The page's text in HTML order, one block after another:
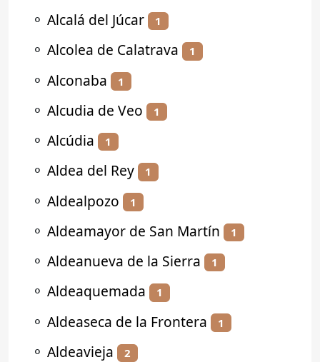
⚬ Alcalá del Júcar 1
⚬ Alcolea de Calatrava 1
⚬ Alconaba 1
⚬ Alcudia de Veo 1
⚬ Alcúdia 1
⚬ Aldea del Rey 1
⚬ Aldealpozo 1
⚬ Aldeamayor de San Martín 1
⚬ Aldeanueva de la Sierra 1
⚬ Aldeaquemada 1
⚬ Aldeaseca de la Frontera 1
⚬ Aldeavieja 2